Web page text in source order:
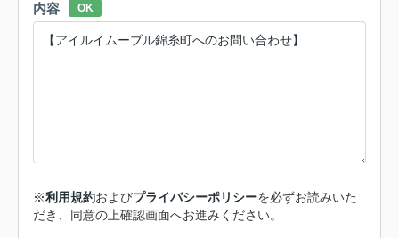
内容 OK
※利用規約およびプライバシーポリシーを必ずお読みいた
だき、同意の上確認画面へお進みください。